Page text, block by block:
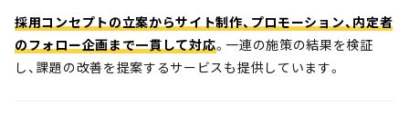
採用コンセプトの立案からサイト制作、プロモーション、内定者
のフォロー企画まで一貫して対応。一連の施策の結果を検証
し、課題の改善を提案するサービスも提供しています。